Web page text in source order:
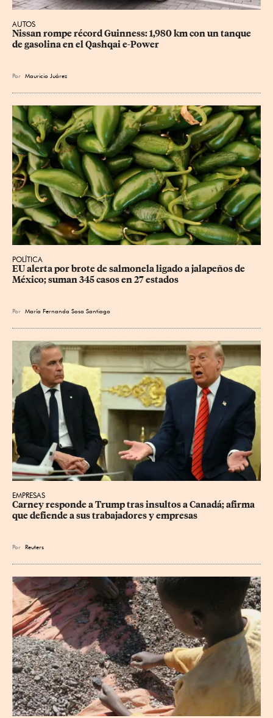
AUTOS
Nissan rompe récord Guinness: 1,980 km con un tanque
de gasolina en el Qashqai e-Power
Por Mauricio Juárez
POLÍTICA
EU alerta por brote de salmonela ligado a jalapeños de
México; suman 345 casos en 27 estados
Por María Fernanda Sosa Santiago
EMPRESAS
Carney responde a Trump tras insultos a Canadá; afirma
que defiende a sus trabajadores y empresas
Por Reuters